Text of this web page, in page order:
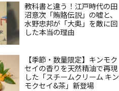
教科書と違う！江戸時代の田
沼意次「賄賂伝説」の嘘と、
水野忠邦が「大奥」を敵に回
した本当の理由
【季節・数量限定】キンモク
セイの香りを天然精油で再現
した「スチームクリーム キン
モクセイ&茶」新登場